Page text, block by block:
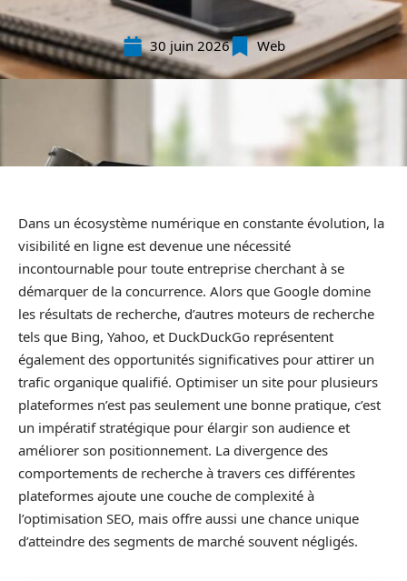
30 juin 2026 Web
Dans un écosystème numérique en constante évolution, la
visibilité en ligne est devenue une nécessité
incontournable pour toute entreprise cherchant à se
démarquer de la concurrence. Alors que Google domine
les résultats de recherche, d’autres moteurs de recherche
tels que Bing, Yahoo, et DuckDuckGo représentent
également des opportunités significatives pour attirer un
trafic organique qualifié. Optimiser un site pour plusieurs
plateformes n’est pas seulement une bonne pratique, c’est
un impératif stratégique pour élargir son audience et
améliorer son positionnement. La divergence des
comportements de recherche à travers ces différentes
plateformes ajoute une couche de complexité à
l’optimisation SEO, mais offre aussi une chance unique
d’atteindre des segments de marché souvent négligés.